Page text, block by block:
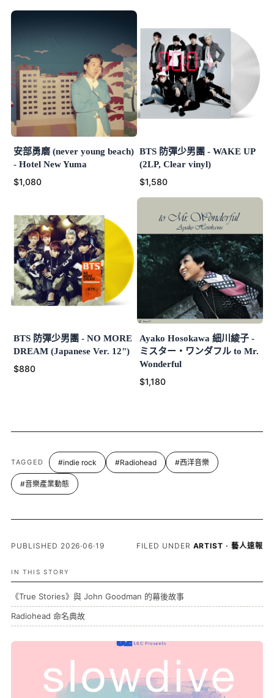
安部勇磨 (never young beach)
- Hotel New Yuma
$1,080
BTS 防彈少男團 - WAKE UP
(2LP, Clear vinyl)
$1,580
BTS 防彈少男團 - NO MORE
DREAM (Japanese Ver. 12")
$880
Ayako Hosokawa 細川綾子 -
ミスター・ワンダフル to Mr.
Wonderful
$1,180
TAGGED #indie rock #Radiohead #西洋音樂
#音樂產業動態
PUBLISHED 2026·06·19 FILED UNDER ARTIST · 藝人速報
IN THIS STORY
《True Stories》與 John Goodman 的幕後故事
Radiohead 命名典故